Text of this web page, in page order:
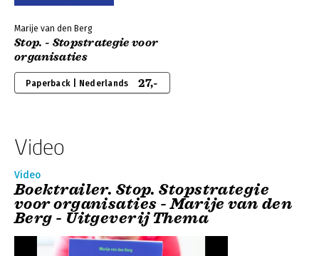
Marije van den Berg
Stop. - Stopstrategie voor
organisaties
Paperback | Nederlands 27,-
Video
Video
Boektrailer. Stop. Stopstrategie
voor organisaties - Marije van den
Berg - Uitgeverij Thema